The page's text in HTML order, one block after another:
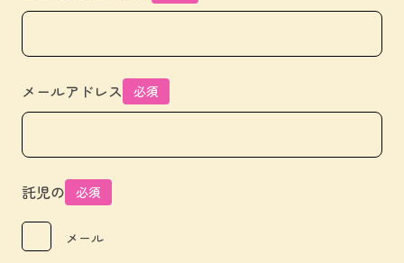
メールアドレス 必須
託児の 必須
メール